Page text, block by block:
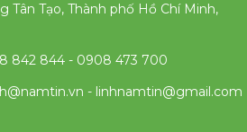
Tân Tạo, Thành phố Hồ Chí Minh,
842 844 - 0908 473 700
- linhnamtin@gmail.com